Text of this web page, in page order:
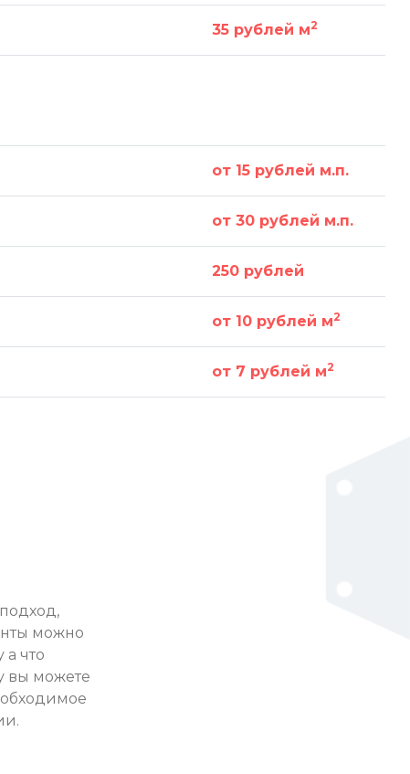
35 рублей м2
от 15 рублей м.п.
от 30 рублей м.п.
250 рублей
от 10 рублей м2
от 7 рублей м2
можно
что
вы можете